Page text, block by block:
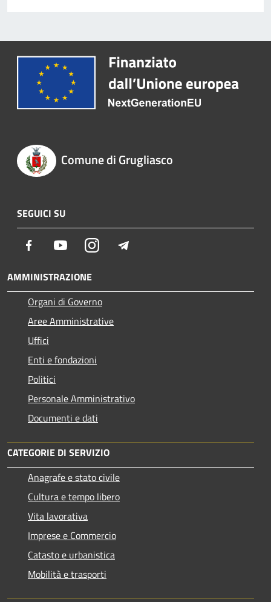
Comune di Grugliasco
SEGUICI SU
Facebook YoutubeInstagram
AMMINISTRAZIONE
Organi di Governo
Aree Amministrative
Uffici
Enti e fondazioni
Politici
Personale Amministrativo
Documenti e dati
CATEGORIE DI SERVIZIO
Anagrafe e stato civile
Cultura e tempo libero
Vita lavorativa
Imprese e Commercio
Catasto e urbanistica
Mobilità e trasporti